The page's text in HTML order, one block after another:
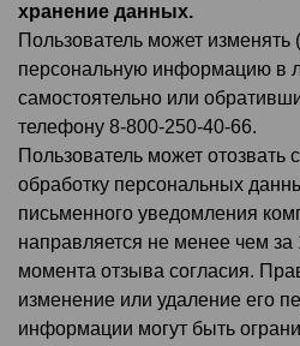
хранение данных.
Пользователь может изменять
персональную информацию в
самостоятельно или
телефону 8-800-250-40-66.
Пользователь может отозвать
обработку персональных
письменного уведомления
направляется не менее чем
момента отзыва согласия.
изменение или удаление его
информации могут быть